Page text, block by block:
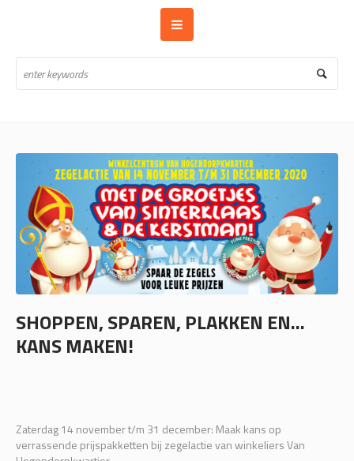
SHOPPEN, SPAREN, PLAKKEN EN…
KANS MAKEN!
Zaterdag 14 november t/m 31 december: Maak kans op
verrassende prijspakketten bij zegelactie van winkeliers Van